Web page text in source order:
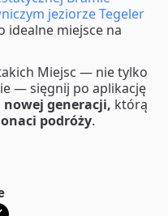
jeziorze Tegeler
idealne miejsce na
Miejsc — nie tylko
— sięgnij po aplikację
generacji, którą
podróży.